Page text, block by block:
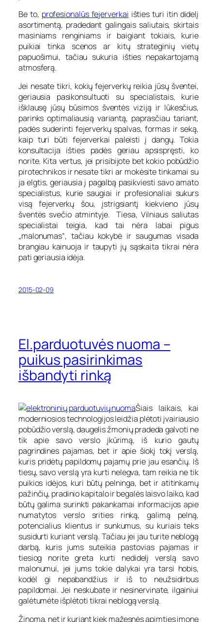
Be to, profesionalūs fejerverkai išties turi itin didelį
asortimentą, pradedant galingais saliutais, skirtais
masiniams renginiams ir baigiant tokiais, kurie
puikiai tinka scenos ar kitų strateginių vietų
papuošimui, tačiau sukuria išties nepakartojamą
atmosferą.
Jei nesate tikri, kokių fejerverkų reikia jūsų šventei,
geriausia pasikonsultuoti su specialistais, kurie
išklausę jūsų būsimos šventės viziją ir lūkesčius,
parinks optimaliausią variantą, paprasčiau tariant,
padės suderinti fejerverkų spalvas, formas ir seką,
kaip turi būti fejerverkai paleisti į dangų. Tokia
konsultacija išties padės geriau apsispręsti, ko
norite. Kita vertus, jei prisibijote bet kokio pobūdžio
pirotechnikos ir nesate tikri ar mokėsite tinkamai su
ja elgtis, geriausia į pagalbą pasikviesti savo amato
specialistus, kurie saugiai ir profesionaliai sukurs
visą fejerverkų šou, įstrigsiantį kiekvieno jūsų
šventės svečio atmintyje. Tiesa, Vilniaus saliutas
specialistai teigia, kad tai nėra labai pigus
„malonumas“, tačiau kokybė ir saugumas visada
brangiau kainuoja ir taupyti jų sąskaita tikrai nėra
pati geriausia idėja.
2015-02-09
El.parduotuvės nuoma –
puikus pasirinkimas
išbandyti rinką
Šiais laikais, kai
moderniosios technologijos leidžia plėtoti įvairiausio
pobūdžio verslą, daugelis žmonių pradeda galvoti ne
tik apie savo verslo įkūrimą, iš kurio gautų
pagrindines pajamas, bet ir apie šiokį tokį verslą,
kuris pridėtų papildomų pajamų prie jau esančių. Iš
tiesų, savo verslą yra kurti nelegva, tam reikia ne tik
puikios idėjos, kuri būtų pelninga, bet ir atitinkamų
pažinčių, pradinio kapitalo ir begalės laisvo laiko, kad
būtų galima surinkti pakankamai informacijos apie
numatytos verslo srities rinką, galimą pelną,
potencialius klientus ir sunkumus, su kuriais teks
susidurti kuriant verslą. Tačiau jei jau turite neblogą
darbą, kuris jums suteikia pastovias pajamas ir
tiesiog norite greta kurti nedidelį verslą savo
malonumui, jei jums tokie dalykai yra tarsi hobis,
kodėl gi nepabandžius ir iš to neužsidirbus
papildomai. Jei neskubate ir nesinervinate, ilgainiui
galėtumėte išplėtoti tikrai neblogą verslą.
Žinoma, net ir kuriant kiek mažesnės apimties įmonę